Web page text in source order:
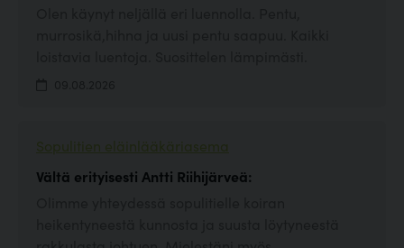
Sopulitien eläinlääkäriasema
Vältä erityisesti Antti Riihijärveä: